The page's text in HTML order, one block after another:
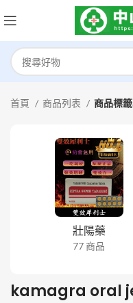
首頁 商品列表 商品標
壯陽藥
77 商品
kamagra oral